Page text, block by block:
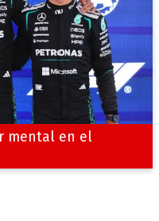
mental en el